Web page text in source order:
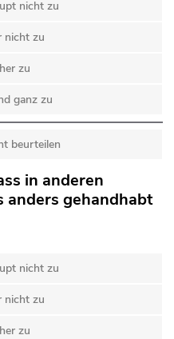
nicht zu
nicht zu
zu
ganz zu
beurteilen
in anderen
anders gehandhabt
nicht zu
nicht zu
zu